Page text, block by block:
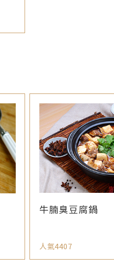
牛腩臭豆腐鍋
人氣4407